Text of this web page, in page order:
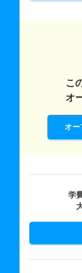
こ
オ
オー
学